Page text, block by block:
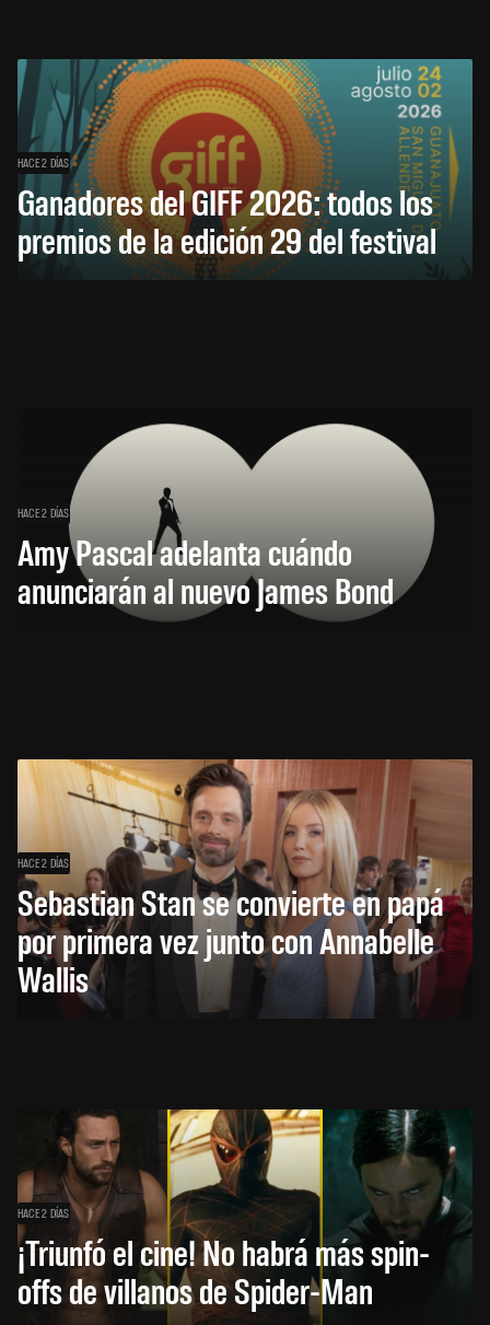
HACE 2 DÍAS
Ganadores del GIFF 2026: todos los
premios de la edición 29 del festival
HACE 2 DÍAS
Amy Pascal adelanta cuándo
anunciarán al nuevo James Bond
HACE 2 DÍAS
Sebastian Stan se convierte en papá
por primera vez junto con Annabelle
Wallis
HACE 2 DÍAS
¡Triunfó el cine! No habrá más spin-
offs de villanos de Spider-Man